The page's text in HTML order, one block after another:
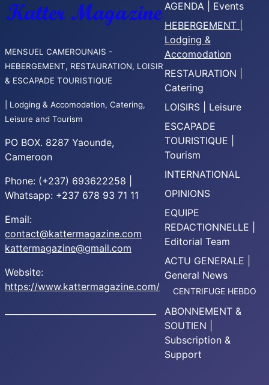
MENSUEL CAMEROUNAIS -
HEBERGEMENT, RESTAURATION, LOISIR
& ESCAPADE TOURISTIQUE
| Lodging & Accomodation, Catering,
Leisure and Tourism
PO BOX. 8287 Yaounde,
Cameroon
Phone: (+237) 693622258 |
Whatsapp: +237 678 93 71 11
Email:
contact@kattermagazine.com
kattermagazine@gmail.com
Website:
https://www.kattermagazine.com/
AGENDA | Events
HEBERGEMENT |
Lodging &
Accomodation
RESTAURATION |
Catering
LOISIRS | Leisure
ESCAPADE
TOURISTIQUE |
Tourism
INTERNATIONAL
OPINIONS
EQUIPE
REDACTIONNELLE |
Editorial Team
ACTU GENERALE |
General News
CENTRIFUGE HEBDO
ABONNEMENT &
SOUTIEN |
Subscription &
Support